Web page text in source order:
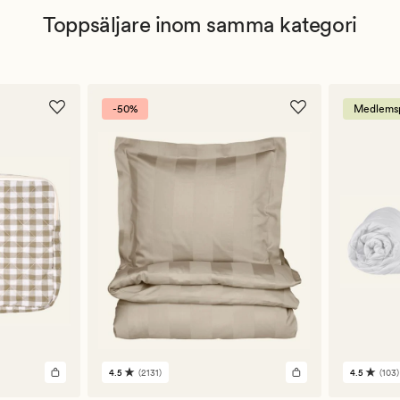
Toppsäljare inom samma kategori
-50%
2131
4.5 (2131)
103
4.5 (103)